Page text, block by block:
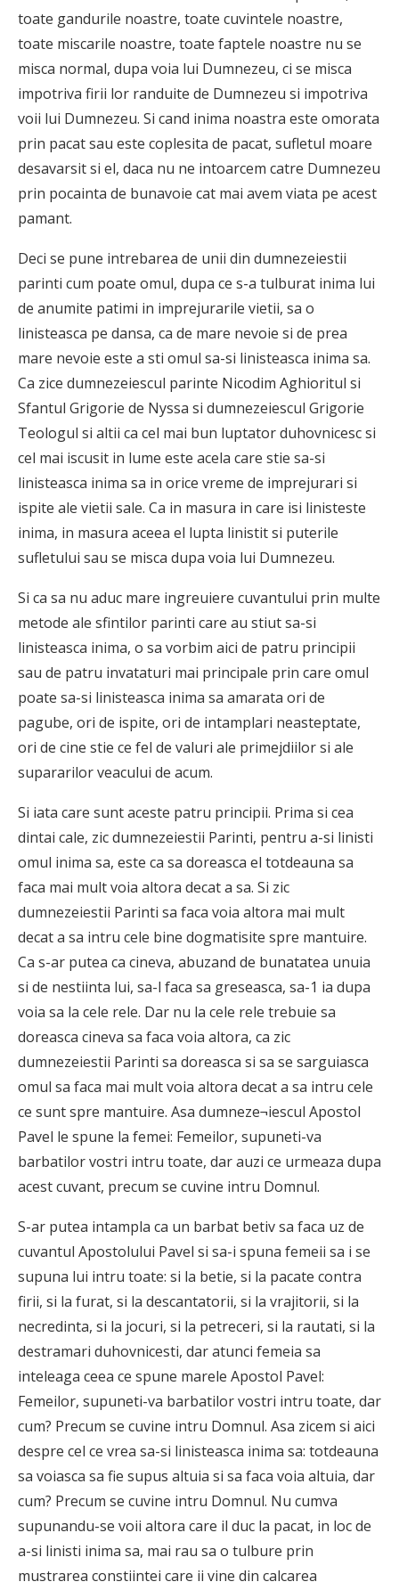
toate gandurile noastre, toate cuvintele noastre,
toate miscarile noastre, toate faptele noastre nu se
misca normal, dupa voia lui Dumnezeu, ci se misca
impotriva firii lor randuite de Dumnezeu si impotriva
voii lui Dumnezeu. Si cand inima noastra este omorata
prin pacat sau este coplesita de pacat, sufletul moare
desavarsit si el, daca nu ne intoarcem catre Dumnezeu
prin pocainta de bunavoie cat mai avem viata pe acest
pamant.
Deci se pune intrebarea de unii din dumnezeiestii
parinti cum poate omul, dupa ce s-a tulburat inima lui
de anumite patimi in imprejurarile vietii, sa o
linisteasca pe dansa, ca de mare nevoie si de prea
mare nevoie este a sti omul sa-si linisteasca inima sa.
Ca zice dumnezeiescul parinte Nicodim Aghioritul si
Sfantul Grigorie de Nyssa si dumnezeiescul Grigorie
Teologul si altii ca cel mai bun luptator duhovnicesc si
cel mai iscusit in lume este acela care stie sa-si
linisteasca inima sa in orice vreme de imprejurari si
ispite ale vietii sale. Ca in masura in care isi linisteste
inima, in masura aceea el lupta linistit si puterile
sufletului sau se misca dupa voia lui Dumnezeu.
Si ca sa nu aduc mare ingreuiere cuvantului prin multe
metode ale sfintilor parinti care au stiut sa-si
linisteasca inima, o sa vorbim aici de patru principii
sau de patru invataturi mai principale prin care omul
poate sa-si linisteasca inima sa amarata ori de
pagube, ori de ispite, ori de intamplari neasteptate,
ori de cine stie ce fel de valuri ale primejdiilor si ale
supararilor veacului de acum.
Si iata care sunt aceste patru principii. Prima si cea
dintai cale, zic dumnezeiestii Parinti, pentru a-si linisti
omul inima sa, este ca sa doreasca el totdeauna sa
faca mai mult voia altora decat a sa. Si zic
dumnezeiestii Parinti sa faca voia altora mai mult
decat a sa intru cele bine dogmatisite spre mantuire.
Ca s-ar putea ca cineva, abuzand de bunatatea unuia
si de nestiinta lui, sa-l faca sa greseasca, sa-1 ia dupa
voia sa la cele rele. Dar nu la cele rele trebuie sa
doreasca cineva sa faca voia altora, ca zic
dumnezeiestii Parinti sa doreasca si sa se sarguiasca
omul sa faca mai mult voia altora decat a sa intru cele
ce sunt spre mantuire. Asa dumneze¬iescul Apostol
Pavel le spune la femei: Femeilor, supuneti-va
barbatilor vostri intru toate, dar auzi ce urmeaza dupa
acest cuvant, precum se cuvine intru Domnul.
S-ar putea intampla ca un barbat betiv sa faca uz de
cuvantul Apostolului Pavel si sa-i spuna femeii sa i se
supuna lui intru toate: si la betie, si la pacate contra
firii, si la furat, si la descantatorii, si la vrajitorii, si la
necredinta, si la jocuri, si la petreceri, si la rautati, si la
destramari duhovnicesti, dar atunci femeia sa
inteleaga ceea ce spune marele Apostol Pavel:
Femeilor, supuneti-va barbatilor vostri intru toate, dar
cum? Precum se cuvine intru Domnul. Asa zicem si aici
despre cel ce vrea sa-si linisteasca inima sa: totdeauna
sa voiasca sa fie supus altuia si sa faca voia altuia, dar
cum? Precum se cuvine intru Domnul. Nu cumva
supunandu-se voii altora care il duc la pacat, in loc de
a-si linisti inima sa, mai rau sa o tulbure prin
mustrarea constiintei care ii vine din calcarea